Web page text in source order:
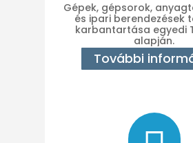
Gépek, gépsorok,
és ipari berendezések
karbantartása egyedi
alapján.
További